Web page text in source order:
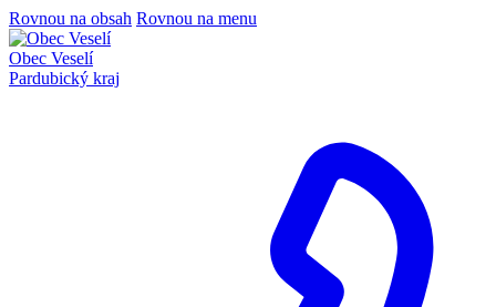
Rovnou na obsah Rovnou na menu
Obec Veselí
Pardubický kraj